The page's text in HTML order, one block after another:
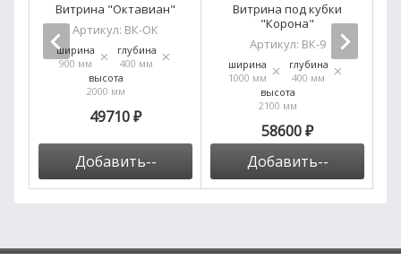
Витрина "Октавиан"
Артикул: ВК-ОК
ширина
900 мм
глубина
400 мм
высота
2000 мм
49710 ₽
Добавить--
Витрина под кубки
"Корона"
Артикул: ВК-9
ширина
1000 мм
глубина
400 мм
высота
2100 мм
58600 ₽
Добавить--